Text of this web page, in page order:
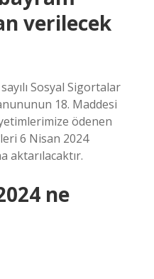
verilecek
Sosyal Sigortalar
18. Maddesi
ödenen
6 Nisan 2024
aktarılacaktır.
ne